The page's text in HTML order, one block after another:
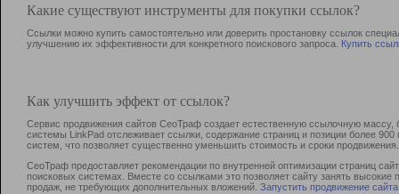
Какие существуют инструменты для покупки ссылок?
Ссылки можно купить самостоятельно или доверить простановку ссылок
улучшению их эффективности для конкретного поискового запроса. Купить
Как улучшить эффект от ссылок?
Сервис продвижения сайтов СеоТраф создает естественную ссылочную
системы LinkPad отслеживает ссылки, содержание страниц и позиции более
систем, что позволяет существенно уменьшить стоимость и сроки продвижения.
СеоТраф предоставляет рекомендации по внутренней оптимизации страниц
поисковых системах. Вместе со ссылками это позволяет сайту занять
продаж, не требующих дополнительных вложений. Запустить продвижение сайта